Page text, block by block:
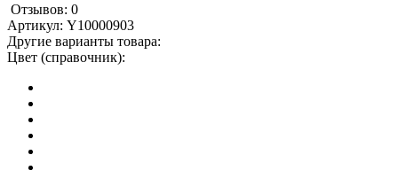
Отзывов: 0
Артикул: Y10000903
Другие варианты товара:
Цвет (справочник):